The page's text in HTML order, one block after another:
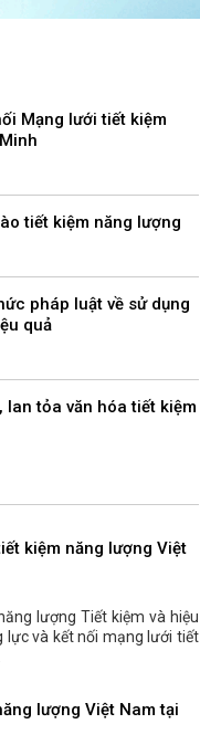
Mạng lưới tiết kiệm
tiết kiệm năng lượng
pháp luật về sử dụng
quả
lan tỏa văn hóa tiết kiệm
kiệm năng lượng Việt
lượng Tiết kiệm và hiệu
lực và kết nối mạng lưới tiết
lượng Việt Nam tại